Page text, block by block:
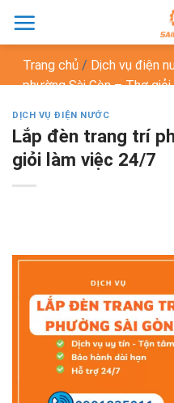
đến
dungTrang chủ / Dịch vụ điện
phường Sài Gòn – Thợ
DỊCH VỤ ĐIỆN NƯỚC
Lắp đèn trang trí
giỏi làm việc 24/7